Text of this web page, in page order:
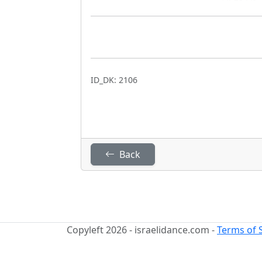
ID_DK: 2106
Back
Copyleft 2026 - israelidance.com -Terms of